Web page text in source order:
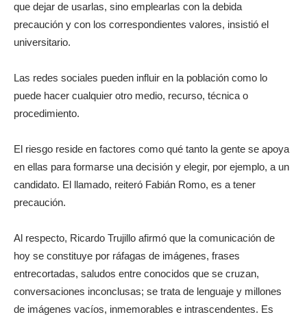
que dejar de usarlas, sino emplearlas con la debida
precaución y con los correspondientes valores, insistió el
universitario.
Las redes sociales pueden influir en la población como lo
puede hacer cualquier otro medio, recurso, técnica o
procedimiento.
El riesgo reside en factores como qué tanto la gente se apoya
en ellas para formarse una decisión y elegir, por ejemplo, a un
candidato. El llamado, reiteró Fabián Romo, es a tener
precaución.
Al respecto, Ricardo Trujillo afirmó que la comunicación de
hoy se constituye por ráfagas de imágenes, frases
entrecortadas, saludos entre conocidos que se cruzan,
conversaciones inconclusas; se trata de lenguaje y millones
de imágenes vacíos, inmemorables e intrascendentes. Es